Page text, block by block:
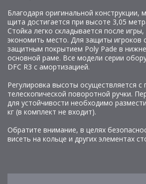
Благодаря оригинальной конструкции,
щита достигается при высоте 3,05
Стойка легко складывается после
экономить место. Для защиты игроков
защитным покрытием Poly Pade в
основной раме. Все модели серии
DFC R3 с амортизацией.
Регулировка высоты осуществляется
телескопической поворотной ручки.
для устойчивости необходимо
кг (в комплект не входит).
Обратите внимание, в целях
висеть на кольце и других элементах